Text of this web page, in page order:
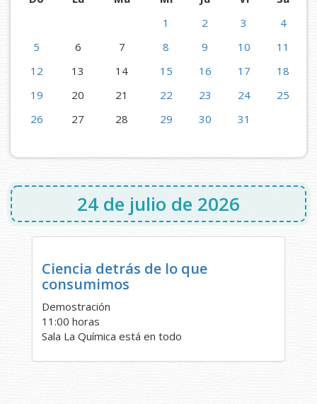
1
2 3
4
5
6 7 8 9 10
11
12
13 14 15 16 17
18
19
20 21 22 23 24
25
26
27 28 29 30 31
24 de julio de 2026
Ciencia detrás de lo que
consumimos
Demostración
11:00 horas
Sala La Química está en todo